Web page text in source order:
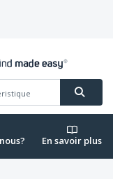
En savoir plus